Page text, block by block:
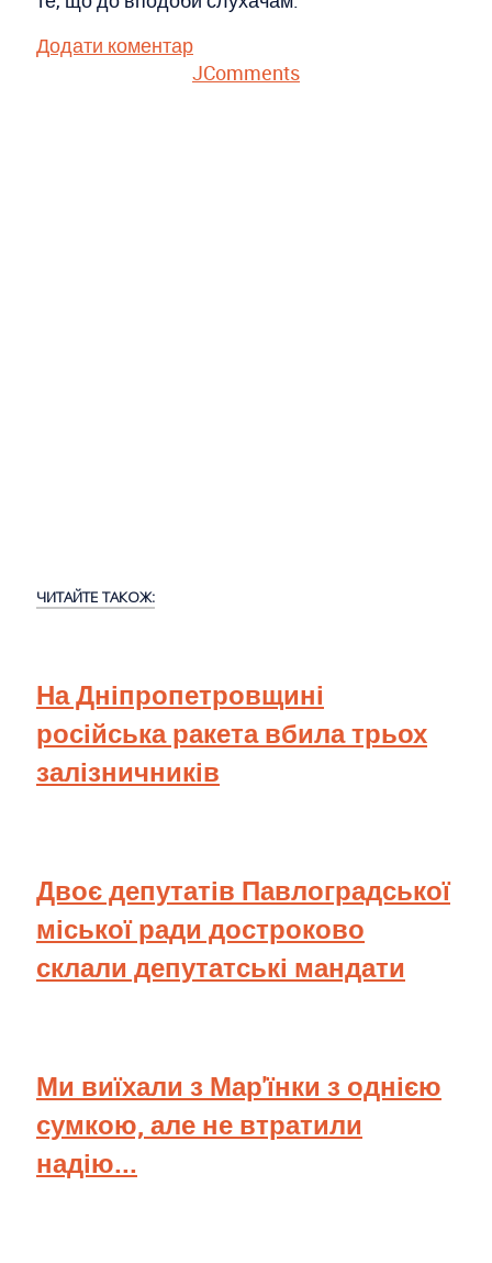
Додати коментар
JComments
ЧИТАЙТЕ ТАКОЖ:
На Дніпропетровщині
російська ракета вбила трьох
залізничників
Двоє депутатів Павлоградської
міської ради достроково
склали депутатські мандати
Ми виїхали з Мар'їнки з однією
сумкою, але не втратили
надію...